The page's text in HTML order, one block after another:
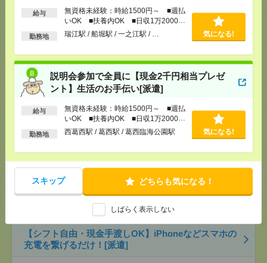
給与
無資格未経験：時給1500円～ ■週払
いOK ■扶養内OK ■日収1万2000円
以上
勤務地 瑞江駅 / 船堀駅 / 一之江駅 / … 気になる!
説明会参加で全員に【現金2千円相当プレゼ
ント】生活のお手伝い[派遣]
給与
無資格未経験：時給1500円～ ■週払
いOK ■扶養内OK ■日収1万2000円
以上
勤務地 西葛西駅 / 葛西駅 / 葛西臨海公園駅 気になる!
スキップ どちらも気になる！
しばらく表示しない
活のお手伝い[派遣]
無資格未経験：時給1500円～ ■週払い
OK ■扶養内OK ■日収1万2000円以上
[勤務地]西葛西駅/葛西駅/葛西臨海公園駅
気になる！
【在宅勤務OK】時給3000円！10～16時＊残業ほぼな
し▼新日本橋で一般事務[派遣]
時給3000円 月収例 30万円 時給3000円×
実働5h×週5日×4週 ※月収例を保証するものではあ
1ヶ月3万円を上限として実費支給
[月収例]30万円～
[勤務地]新日本橋駅から徒歩3分/三越前駅から徒
【シフト自由・現金手渡しOK】iPhoneなどスマホの
充電を繋げるだけ！[派遣]